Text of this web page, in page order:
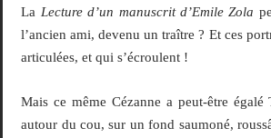
La Lecture d’un manuscrit d’Emile Zola
l’ancien ami, devenu un traître ? Et ces
articulées, et qui s’écroulent !
Mais ce même Cézanne a peut-être
autour du cou, sur un fond saumoné,